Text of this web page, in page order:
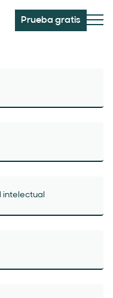
Prueba gratis
intelectual